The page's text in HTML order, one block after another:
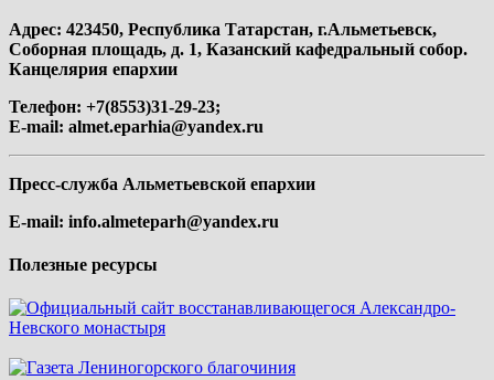
Адрес: 423450, Республика Татарстан, г.Альметьевск,
Соборная площадь, д. 1, Казанский кафедральный собор.
Канцелярия епархии
Телефон: +7(8553)31-29-23;
E-mail: almet.eparhia@yandex.ru
Пресс-служба Альметьевской епархии
E-mail: info.almeteparh@yandex.ru
Полезные ресурсы